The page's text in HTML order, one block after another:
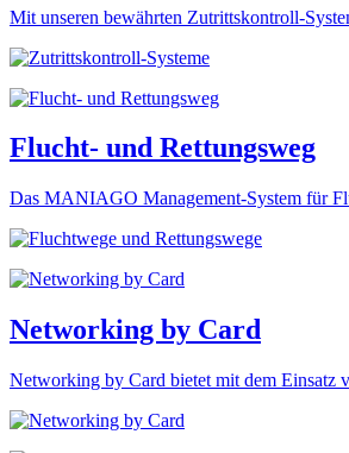
Mit unseren bewährten Zutrittskontroll-
Flucht- und Rettungsweg
Das MANIAGO Management-System für
Networking by Card
Networking by Card bietet mit dem